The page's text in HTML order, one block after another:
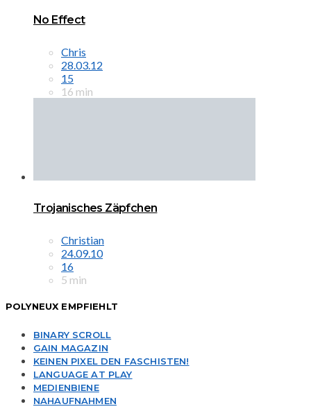
No Effect
Chris
28.03.12
15
16 min
Trojanisches Zäpfchen
Christian
24.09.10
16
5 min
POLYNEUX EMPFIEHLT
BINARY SCROLL
GAIN MAGAZIN
KEINEN PIXEL DEN FASCHISTEN!
LANGUAGE AT PLAY
MEDIENBIENE
NAHAUFNAHMEN